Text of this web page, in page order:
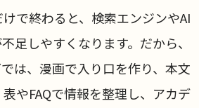
で終わると、検索エンジンやAI
足しやすくなります。だから、
は、漫画で入り口を作り、本文
やFAQで情報を整理し、アカデ